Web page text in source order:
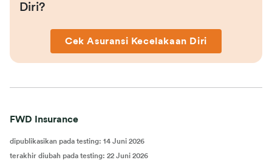
Diri?
Cek Asuransi Kecelakaan Diri
FWD Insurance
dipublikasikan pada testing: 14 Juni 2026
terakhir diubah pada testing: 22 Juni 2026